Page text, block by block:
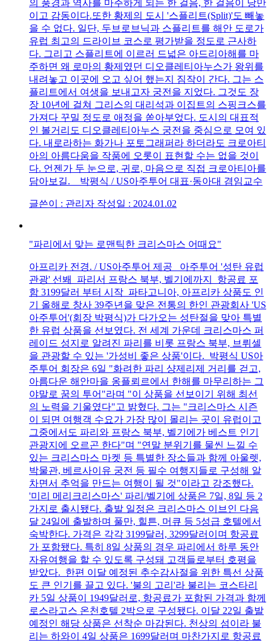
의 풍경과 역사를 마주하게 되는 한 걸음, 한 걸음이 낭만
이고 감동이다.또한 황제의 도시 '스플리트(Split)'도 빼놓
을 수 없다. 일단, 두브로브닉과 스플리트를 해안 도로가
유럽 최고의 드라이브 코스로 평가받을 정도로 근사하
다. 그리고 스플리트에 이르러 드넓은 아드리아해를 마
주하면 왜 로마의 황제였던 디오클레티아누스가 왕위를
내려놓고 이곳에 오고 싶어 했는지 짐작이 간다. 그는 스
플리트에서 여생을 보내고자 궁전을 지었다. 그것도 장
장 10년에 걸쳐 그리스의 대리석과 이집트의 스핑크스를
가져다 꾸밀 정도로 애정을 쏟아부었다. 도시의 대표적
인 볼거리도 디오클레티아누스 궁전을 중심으로 모여 있
다. 내로라하는 화가나 포토그래퍼라 하더라도 크로아티
아의 아름다움을 작품에 오롯이 표현할 수는 없을 것이
다. 언젠가 두 눈으로, 귀로, 마음으로 직접 크로아티아를
담아보길. 박평식 / US아주투어 대표·동아대 겸임교수
글쓴이 : 관리자 작성일 : 2024.01.02
"파리에서 맞는 로맨틱한 크리스마스 어때요"
아프리카 전경. / US아주투어 제공 아주투어 '성탄 유럽
관광' 선봬 파리서 프랑스 북부, 벨기에까지 항공료 포
함 3199달러 부터 시작 파타고니아, 아프리카 상품도 인
기 올해로 창사 39주년을 맞은 전통의 한인 관광회사 'US
아주투어'(회장 박평식)가 다가오는 성탄절을 맞아 특별
한 유럽 상품을 선보였다. 전 세계 가운데 크리스마스 퍼
레이드 성지로 알려진 파리를 비롯 프랑스 북부, 브뤼셀
을 관광할 수 있는 '가성비 좋은 상품'이다. 박평식 US아
주투어 회장은 6일 "화려한 파리 샹제리제 거리를 걷고,
아름다운 해안마을 옹플뢰르에서 한해를 마무리하는 그
야말로 꿈의 투어"라며 "이 상품을 선보이기 위해 최선
의 노력을 기울였다"고 밝혔다. 그는 "크리스마스 시즌
이 되면 여행객 수요가 가장 많이 몰리는 곳이 유럽이고
그중에서도 파리와 프랑스 북부, 벨기에가 베스트 인기
관광지에 오르곤 한다"며 "연말 분위기를 물씬 느낄 수
있는 크리스마스 마켓 등 특별한 장소들과 함께 아울렛,
박물관, 베르사이유 궁전 등 필수 여행지들로 구성해 알
차면서 추억을 만드는 여행이 될 것"이라고 강조했다.
'미리 메리크리스마스' 파리/벨기에 상품은 7일, 8일 등 2
가지로 출시됐다. 출발 일정은 크리스마스 이브인 다음
달 24일에 출발하며 풀만, 힐튼, 머큐 등 5성급 호텔에서
숙박한다. 가격은 각각 3199달러, 3299달러이며 항공료
가 포함됐다. 특히 8일 상품의 경우 파리에서 하루 동안
자유여행을 할 수 있도록 구성돼 고객들로부터 호평을
받았다. 한편 이달 예정된 추수감사절을 위한 특선 상품
도 큰 인기를 끌고 있다. '불의 고리'라 불리는 코스타리
카 5일 상품이 1949달러로, 항공료가 포함된 가격과 함께
로스라고스 온천호텔 2박으로 구성됐다. 이달 22일 출발
예정인 해당 상품은 선착순 마감된다. 천상의 섬이라 불
리는 하와이 4일 상품은 1699달러며 마찬가지로 항공료